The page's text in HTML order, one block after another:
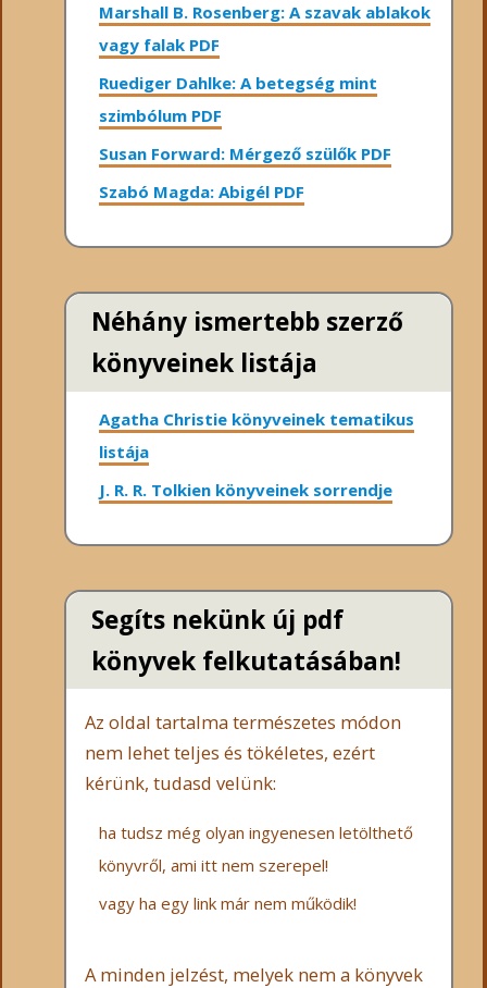
Marshall B. Rosenberg: A szavak ablakok
vagy falak PDF
Ruediger Dahlke: A betegség mint
szimbólum PDF
Susan Forward: Mérgező szülők PDF
Szabó Magda: Abigél PDF
Néhány ismertebb szerző
könyveinek listája
Agatha Christie könyveinek tematikus
listája
J. R. R. Tolkien könyveinek sorrendje
Segíts nekünk új pdf
könyvek felkutatásában!
Az oldal tartalma természetes módon
nem lehet teljes és tökéletes, ezért
kérünk, tudasd velünk:
ha tudsz még olyan ingyenesen letölthető
könyvről, ami itt nem szerepel!
vagy ha egy link már nem működik!
A minden jelzést, melyek nem a könyvek